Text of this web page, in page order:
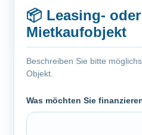
📦 Leasing- oder
Mietkaufobjekt
Beschreiben Sie bitte
Objekt.
Was möchten Sie